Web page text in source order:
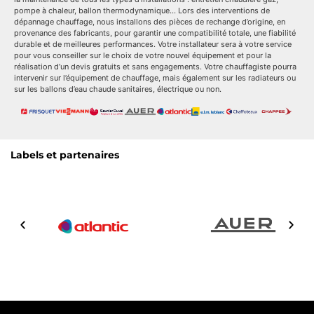
pompe à chaleur, ballon thermodynamique… Lors des interventions de
dépannage chauffage, nous installons des pièces de rechange d’origine, en
provenance des fabricants, pour garantir une compatibilité totale, une fiabilité
durable et de meilleures performances. Votre installateur sera à votre service
pour vous conseiller sur le choix de votre nouvel équipement et pour la
réalisation d’un devis gratuits et sans engagements. Votre chauffagiste pourra
intervenir sur l’équipement de chauffage, mais également sur les radiateurs ou
sur les ballons d’eau chaude sanitaires, électrique ou non.
Labels et partenaires